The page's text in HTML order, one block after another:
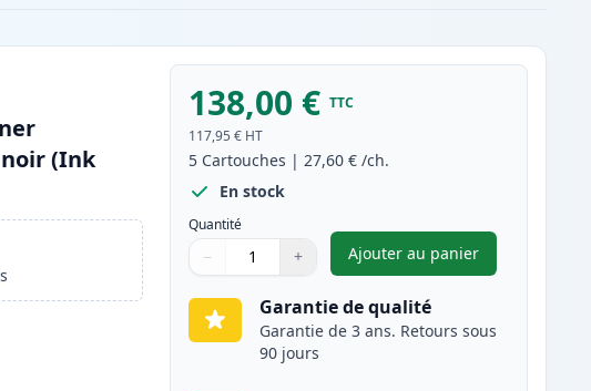
(Ink
138,00 € TTC
117,95 € HT
5 Cartouches |27,60 € /ch.
En stock
Quantité
Quantité
Utilisez les boutons pour ajuster
− +
Quantité
Ajouter au panier
,Pack de 5 Brother
Garantie de qualité
Garantie de 3 ans. Retours sous
90 jours